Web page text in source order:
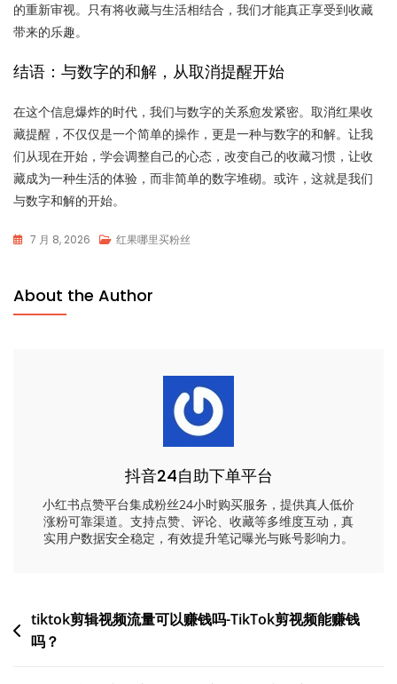
的重新审视。只有将收藏与生活相结合，我们才能真正享受到收藏
带来的乐趣。
结语：与数字的和解，从取消提醒开始
在这个信息爆炸的时代，我们与数字的关系愈发紧密。取消红果收
藏提醒，不仅仅是一个简单的操作，更是一种与数字的和解。让我
们从现在开始，学会调整自己的心态，改变自己的收藏习惯，让收
藏成为一种生活的体验，而非简单的数字堆砌。或许，这就是我们
与数字和解的开始。
7 月 8, 2026 红果哪里买粉丝
About the Author
抖音24自助下单平台
小红书点赞平台集成粉丝24小时购买服务，提供真人低价
涨粉可靠渠道。支持点赞、评论、收藏等多维度互动，真
实用户数据安全稳定，有效提升笔记曝光与账号影响力。
文
章
tiktok剪辑视频流量可以赚钱吗-TikTok剪视频能赚钱
吗？